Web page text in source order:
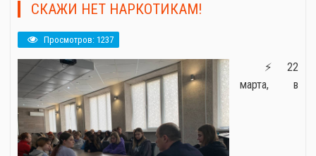
СКАЖИ НЕТ НАРКОТИКАМ!
Просмотров: 1237
⚡22
марта, в